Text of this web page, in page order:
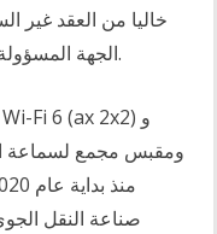
خاليا من العقد غير
الجهة المسؤولة عن تنظيم قطاع الاتصالات وتمكين التحول الذكي في دولة الإمارات العربية المتحدة.
صناعة النقل